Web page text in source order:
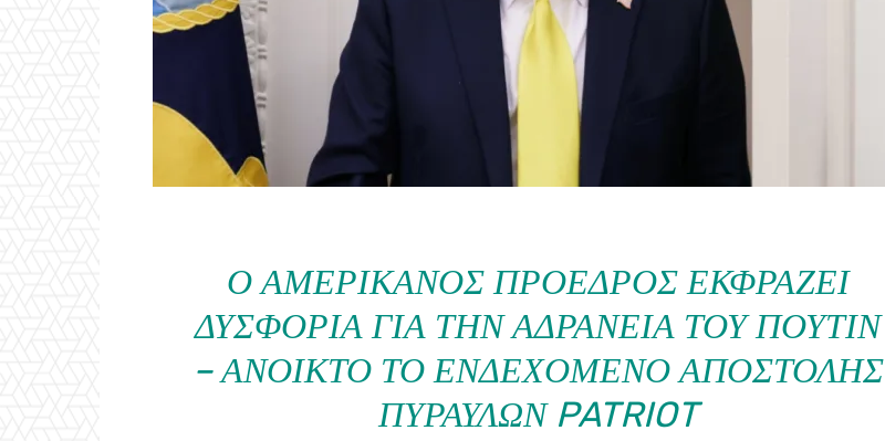
Ο ΑΜΕΡΙΚΑΝΌΣ ΠΡΌΕΔΡΟΣ ΕΚΦΡΆΖΕΙ
ΔΥΣΦΟΡΊΑ ΓΙΑ ΤΗΝ ΑΔΡΆΝΕΙΑ ΤΟΥ ΠΟΎΤΙΝ
– ΑΝΟΙΚΤΌ ΤΟ ΕΝΔΕΧΌΜΕΝΟ ΑΠΟΣΤΟΛΉΣ
ΠΥΡΑΎΛΩΝ PATRIOT